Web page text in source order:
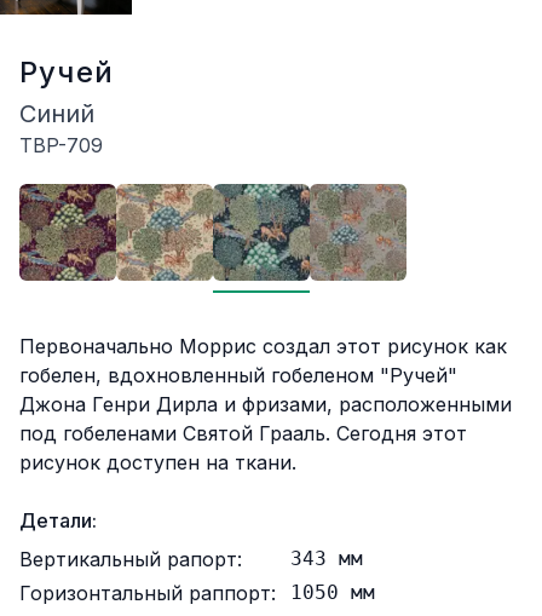
Ручей
Синий
TBP-709
Описание
Первоначально Моррис создал этот рисунок как
гобелен, вдохновленный гобеленом "Ручей"
Джона Генри Дирла и фризами, расположенными
под гобеленами Святой Грааль. Сегодня этот
рисунок доступен на ткани.
Детали:
Вертикальный рапорт:
343 мм
Горизонтальный раппорт: 1050 мм